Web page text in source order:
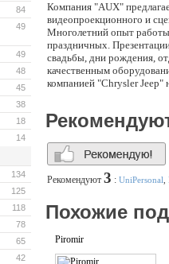
84
49
49
48
45
38
18
14
134
125
118
78
65
42
Компания "AUX"
видеопроекционного и
Многолетний опыт работы
праздничных.
свадьбы, дни рождения,
качественным
компанией "Chrysler Jeep"
Наши сотрудники
Специалисты компании
проведение мероприятия,
обеспечат его
"AUX" является полное
сложности. Мы готовы
Рекомендуют 3 : UniPersonal
Похожие
Piromir